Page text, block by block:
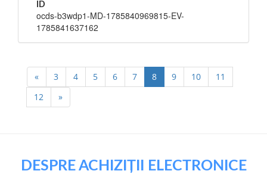
ID
ocds-b3wdp1-MD-1785840969815-EV-
1785841637162
« 3 4 5 6 7 8 9 10
11
12
»
DESPRE ACHIZIȚII ELECTRONICE